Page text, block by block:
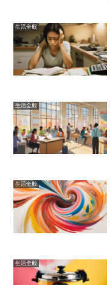
生活全般
生活全般
生活全般
生活全般